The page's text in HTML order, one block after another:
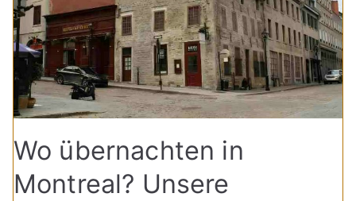
Wo übernachten in
Montreal? Unsere